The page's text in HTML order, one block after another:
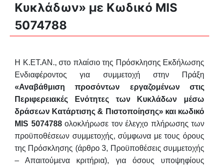
Κυκλάδων» με Κωδικό MIS
5074788
Η Κ.ΕΤ.ΑΝ., στο πλαίσιο της Πρόσκλησης Εκδήλωσης
Ενδιαφέροντος για συμμετοχή στην Πράξη
«Αναβάθμιση προσόντων εργαζομένων στις
Περιφερειακές Ενότητες των Κυκλάδων μέσω
δράσεων Κατάρτισης & Πιστοποίησης» και κωδικό
MIS 5074788 ολοκλήρωσε τον έλεγχο πλήρωσης των
προϋποθέσεων συμμετοχής, σύμφωνα με τους όρους
της Πρόσκλησης (άρθρο 3, Προϋποθέσεις συμμετοχής
– Απαιτούμενα κριτήρια), για όσους υποψηφίους